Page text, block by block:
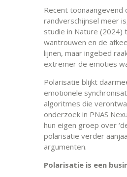
Recent
randverschijnsel meer
studie in Nature (2024)
wantrouwen en de
lijnen, maar ingebed
extremer de emoties
Polarisatie blijkt
emotionele
algoritmes die
onderzoek in PNAS
hun eigen groep over
polarisatie verder
argumenten.
Polarisatie is een